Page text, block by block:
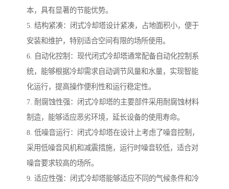
本，具有显著的节能优势。
5. 结构紧凑：闭式冷却塔设计紧凑，占地面积小，便于
安装和维护，特别适合空间有限的场所使用。
6. 自动化控制：现代闭式冷却塔通常配备自动化控制系
统，能够根据冷却需求自动调节风量和水量，实现智能
化运行，提高操作便利性和运行稳定性。
7. 耐腐蚀性强：闭式冷却塔的主要部件采用耐腐蚀材料
制造，能够适应恶劣环境，延长设备的使用寿命。
8. 低噪音运行：闭式冷却塔在设计上考虑了噪音控制，
采用低噪音风机和减震措施，运行时噪音较低，适合对
噪音要求较高的场所。
9. 适应性强：闭式冷却塔能够适应不同的气候条件和冷